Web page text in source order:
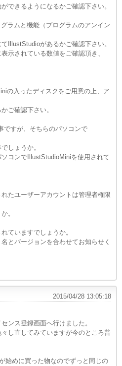
できるようになるかご確認下さい。
ラムと機能（プログラムのアンイン
IllustStudioがあるかご確認下さい。
示されている数値をご確認頂き、
の入ったディスクをご用意の上、ア
ご確認下さい。
ですが、そちらのパソコンで
しょうか。
コンでIllustStudioMiniを使用されて
たユーザーアカウントは管理者権限
。
ていますでしょうか。
とバージョンを合わせてお知らせく
2015/04/28 13:05:18
ンス登録画面へ行けました。
し直してみていますが今のところ普
始めに買った物なのでずっと同じの